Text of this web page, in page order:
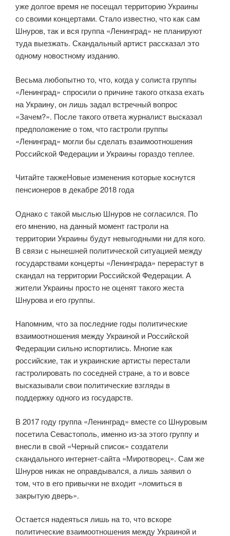
уже долгое время не посещал территорию Украины
со своими концертами. Стало известно, что как сам
Шнуров, так и вся группа «Ленинград» не планируют
туда выезжать. Скандальный артист рассказал это
одному новостному изданию.
Весьма любопытно то, что, когда у солиста группы
«Ленинград» спросили о причине такого отказа ехать
на Украину, он лишь задал встречный вопрос
«Зачем?». После такого ответа журналист высказал
предположение о том, что гастроли группы
«Ленинград» могли бы сделать взаимоотношения
Российской Федерации и Украины гораздо теплее.
Читайте такжеНовые изменения которые коснутся
пенсионеров в декабре 2018 года
Однако с такой мыслью Шнуров не согласился. По
его мнению, на данный момент гастроли на
территории Украины будут невыгодными ни для кого.
В связи с нынешней политической ситуацией между
государствами концерты «Ленинграда» перерастут в
скандал на территории Российской Федерации. А
жители Украины просто не оценят такого жеста
Шнурова и его группы.
Напомним, что за последние годы политические
взаимоотношения между Украиной и Российской
Федерации сильно испортились. Многие как
российские, так и украинские артисты перестали
гастролировать по соседней стране, а то и вовсе
высказывали свои политические взгляды в
поддержку одного из государств.
В 2017 году группа «Ленинград» вместе со Шнуровым
посетила Севастополь, именно из-за этого группу и
внесли в свой «Черный список» создатели
скандального интернет-сайта «Миротворец». Сам же
Шнуров никак не оправдывался, а лишь заявил о
том, что в его привычки не входит «ломиться в
закрытую дверь».
Остается надеяться лишь на то, что вскоре
политические взаимоотношения между Украиной и